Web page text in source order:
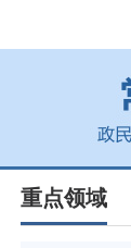
重点领域